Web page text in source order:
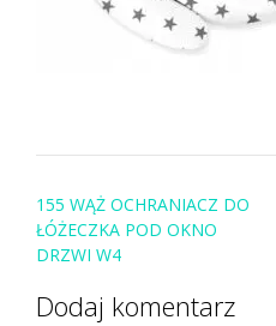
Post
navigation
155 WĄŻ OCHRANIACZ DO
ŁÓŻECZKA POD OKNO
DRZWI W4
Dodaj komentarz